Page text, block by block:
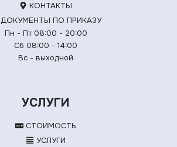
КОНТАКТЫ
ДОКУМЕНТЫ ПО ПРИКАЗУ
Пн - Пт 08:00 - 20:00
Сб 08:00 - 14:00
Вс - выходной
УСЛУГИ
СТОИМОСТЬ
УСЛУГИ